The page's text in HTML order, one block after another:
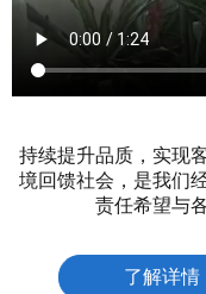
持续提升品质，实现
境回馈社会，是我们
责任希望与
了解详情